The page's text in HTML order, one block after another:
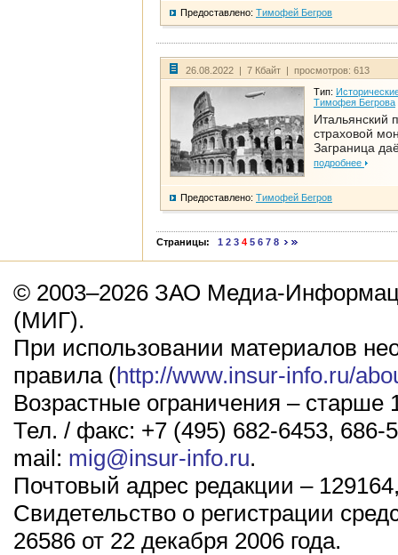
Предоставлено: Тимофей Бегров
26.08.2022 | 7 Кбайт | просмотров: 613
Тип:
Тимофея Бегрова
Итальянский
страховой
Заграница
подробнее
Предоставлено: Тимофей Бегров
Страницы: 1 2 3 4 5 6 7 8
© 2003–2026 ЗАО Медиа-
(МИГ).
При использовании материалов
правила (http://www.insur-info.ru/
Возрастные ограничения – старше
Тел. / факс: +7 (495) 682-6453, 686-
mail: mig@insur-info.ru.
Почтовый адрес редакции –
Свидетельство о регистрации
26586 от 22 декабря 2006 года.